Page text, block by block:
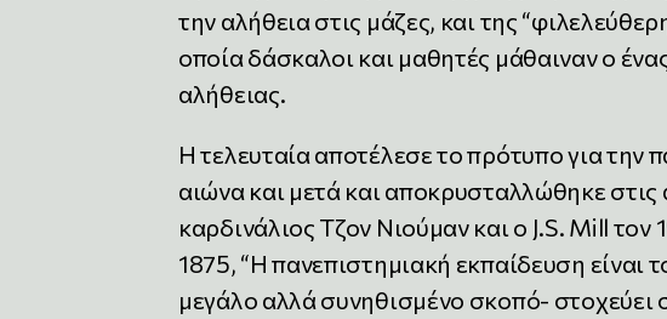
την αλήθεια στις μάζες, και της
οποία δάσκαλοι και μαθητές μάθαιναν ο
αλήθειας.
Η τελευταία αποτέλεσε το πρότυπο για την
αιώνα και μετά και αποκρυσταλλώθηκε
καρδινάλιος Τζον Νιούμαν και ο J.S. Mill
1875, “Η πανεπιστημιακή εκπαίδευση είναι
μεγάλο αλλά συνηθισμένο σκοπό-